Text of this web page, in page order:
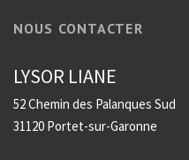
NOUS CONTACTER
LYSOR LIANE
52 Chemin des Palanques Sud
31120 Portet-sur-Garonne